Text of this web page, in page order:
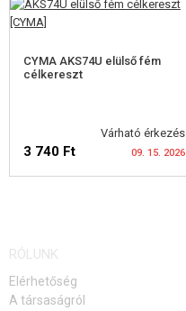
KEDVEZMÉNYEK
ELÉRHETŐSÉG
CYMA AKS74U elülső fém
célkereszt
Várható érkezés
3 740 Ft 09. 15. 2026
FIGYELMEZTETÉS
RÓLUNK
Elérhetőség
A társaságról